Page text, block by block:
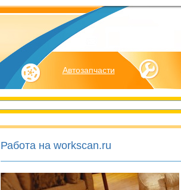
Автозапчасти
Работа на workscan.ru